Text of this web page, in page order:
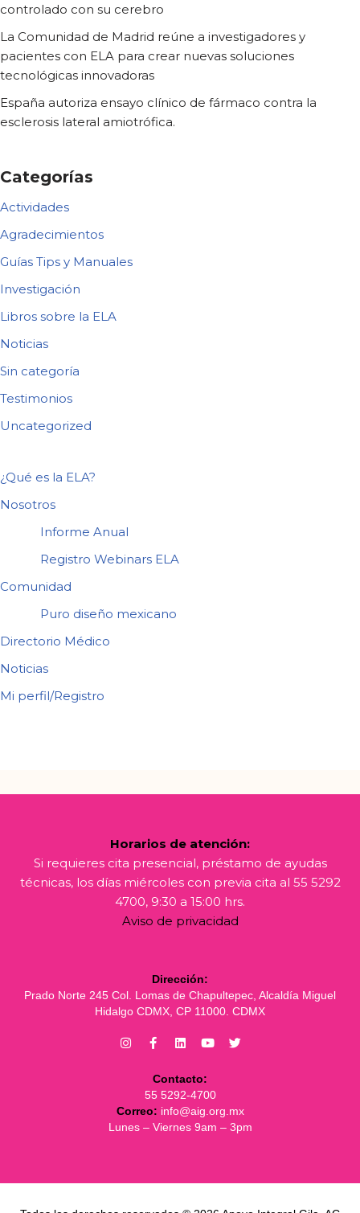
controlado con su cerebro
La Comunidad de Madrid reúne a investigadores y
pacientes con ELA para crear nuevas soluciones
tecnológicas innovadoras
España autoriza ensayo clínico de fármaco contra la
esclerosis lateral amiotrófica.
Categorías
Actividades
Agradecimientos
Guías Tips y Manuales
Investigación
Libros sobre la ELA
Noticias
Sin categoría
Testimonios
Uncategorized
¿Qué es la ELA?
Nosotros
Informe Anual
Registro Webinars ELA
Comunidad
Puro diseño mexicano
Directorio Médico
Noticias
Mi perfil/Registro
Horarios de atención:
Si requieres cita presencial, préstamo de ayudas
técnicas, los días miércoles con previa cita al 55 5292
4700, 9:30 a 15:00 hrs.
Aviso de privacidad
Dirección:
Prado Norte 245 Col. Lomas de Chapultepec, Alcaldía Miguel
Hidalgo CDMX, CP 11000. CDMX
Contacto:
55 5292-4700
Correo: info@aig.org.mx
Lunes – Viernes 9am – 3pm